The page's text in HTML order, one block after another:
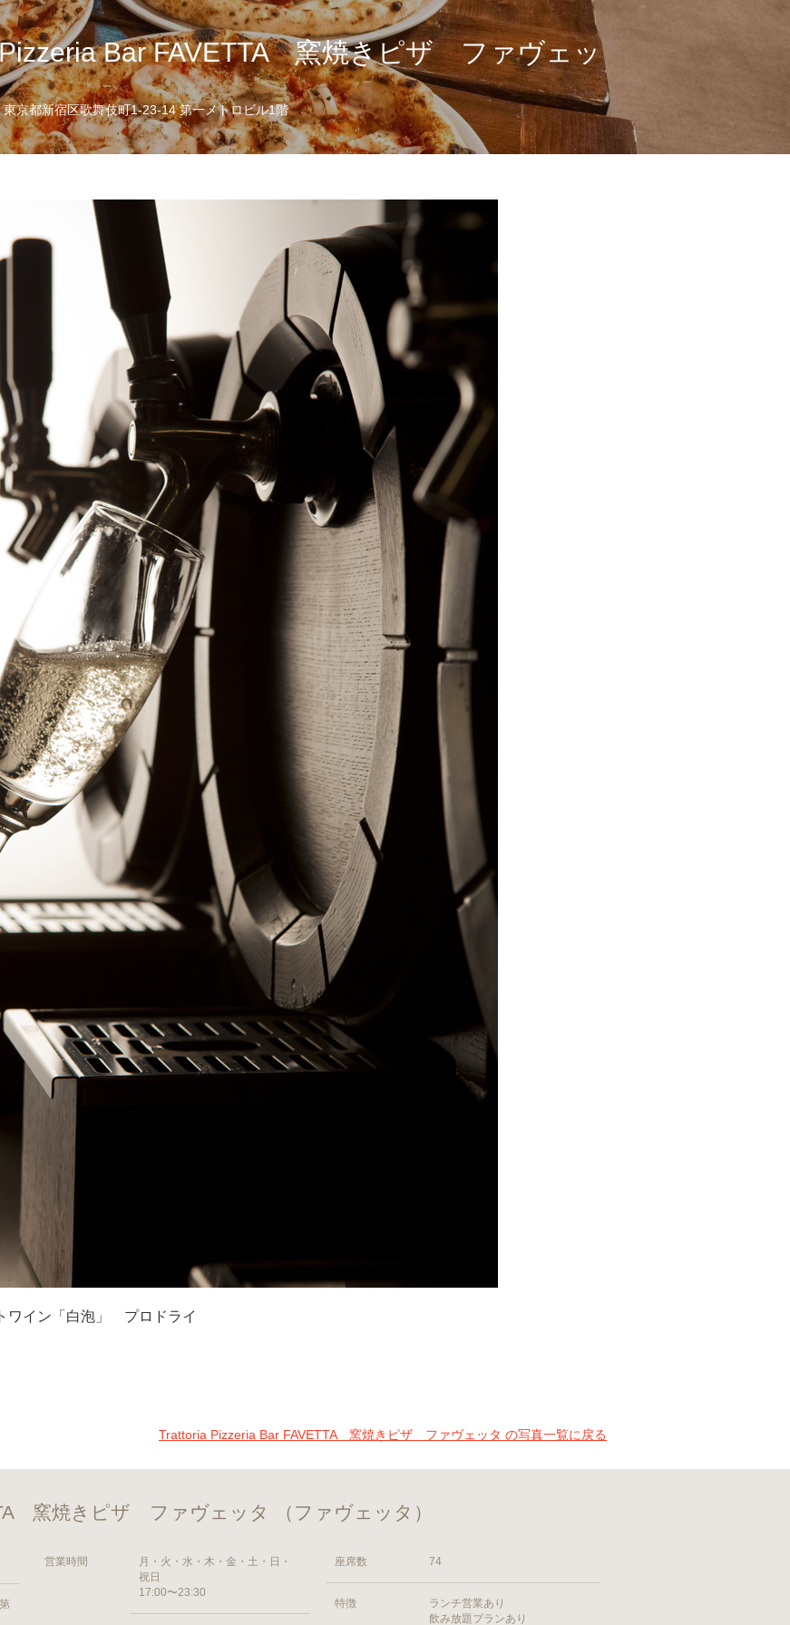
Bar FAVETTA 窯焼きピザ ファヴェッ
東京都新宿区歌舞伎町1-23-14 第一メトロビル1階
ワイン「白泡」 プロドライ
Trattoria Pizzeria Bar FAVETTA 窯焼きピザ ファヴェッタ の写真一覧に戻る
窯焼きピザ ファヴェッタ （ファヴェッタ）
営業時間
月・火・水・木・金・土・日・
祝日
17:00〜23:30
座席数 74
特徴
ランチ営業あり
飲み放題プランあり